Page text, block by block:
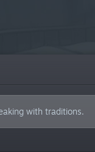
with traditions.